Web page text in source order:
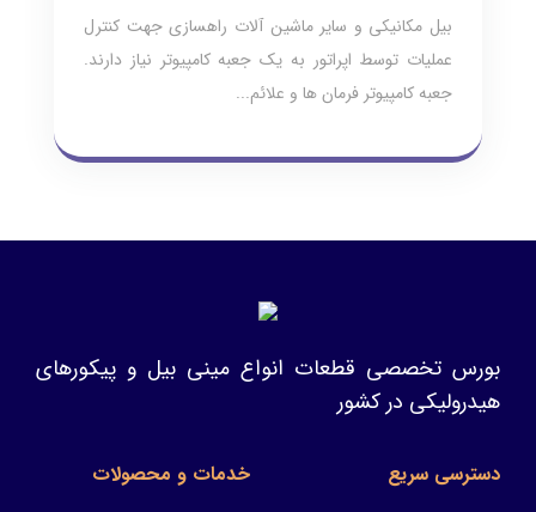
بیل مکانیکی و سایر ماشین آلات راهسازی جهت کنترل
عملیات توسط اپراتور به یک جعبه کامپیوتر نیاز دارند.
جعبه کامپیوتر فرمان ها و علائم...
بورس تخصصی قطعات انواع مینی بیل و پیکورهای
هیدرولیکی در کشور
دسترسی سریع خدمات و محصولات